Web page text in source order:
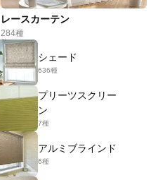
レースカーテン
284種
シェード
636種
プリーツスクリー
ン
7種
アルミブラインド
6種